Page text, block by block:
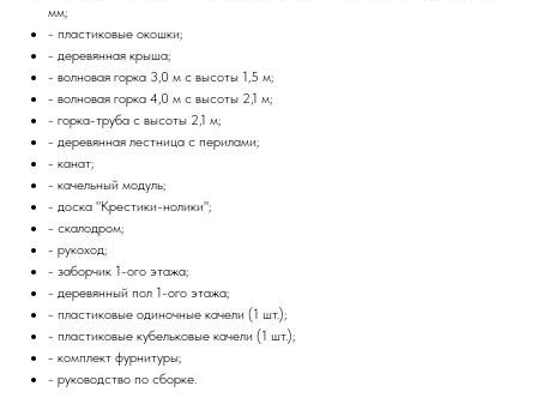
мм;
- пластиковые окошки;
- деревянная крыша;
- волновая горка 3,0 м c высоты 1,5 м;
- волновая горка 4,0 м c высоты 2,1 м;
- горка-труба с высоты 2,1 м;
- деревянная лестница с перилами;
- канат;
- качельный модуль;
- доска "Крестики-нолики";
- скалодром;
- рукоход;
- заборчик 1-ого этажа;
- деревянный пол 1-ого этажа;
- пластиковые одиночные качели (1 шт.);
- пластиковые кубельковые качели (1 шт.);
- комплект фурнитуры;
- руководство по сборке.